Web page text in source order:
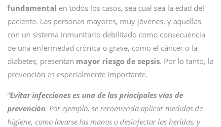
fundamental en todos los casos, sea cual sea la edad del
paciente. Las personas mayores, muy jóvenes, y aquellas
con un sistema inmunitario debilitado como consecuencia
de una enfermedad crónica o grave, como el cáncer o la
diabetes, presentan mayor riesgo de sepsis. Por lo tanto, la
prevención es especialmente importante.
“Evitar infecciones es una de las principales vías de
prevención. Por ejemplo, se recomienda aplicar medidas de
higiene, como lavarse las manos o desinfectar las heridas, y